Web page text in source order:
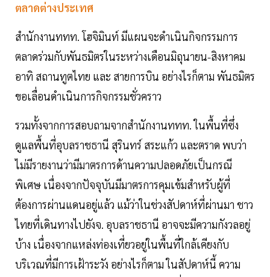
ตลาดต่างประเทศ
สำนักงานททท. โฮจิมินท์ มีแผนจะดำเนินกิจกรรมการ
ตลาดร่วมกับพันธมิตรในระหว่างเดือนมิถุนายน-สิงหาคม
อาทิ สถานทูตไทย และ สายการบิน อย่างไรก็ตาม พันธมิตร
ขอเลื่อนดำเนินการกิจกรรมชั่วคราว
รวมทั้งจากการสอบถามจากสำนักงานททท. ในพื้นที่ซึ่ง
ดูแลพื้นที่อุบลราชธานี สุรินทร์ สระแก้ว และตราด พบว่า
ไม่มีรายงานว่ามีมาตรการด้านความปลอดภัยเป็นกรณี
พิเศษ เนื่องจากปัจจุบันมีมาตรการคุมเข้มสำหรับผู้ที่
ต้องการผ่านแดนอยู่แล้ว แม้ว่าในช่วงสัปดาห์ที่ผ่านมา ชาว
ไทยที่เดินทางไปยังจ. อุบลราชธานี อาจจะมีความกังวลอยู่
บ้าง เนื่องจากแหล่งท่องเที่ยวอยู่ในพื้นที่ใกล้เคียงกับ
บริเวณที่มีการเฝ้าระวัง อย่างไรก็ตาม ในสัปดาห์นี้ ความ